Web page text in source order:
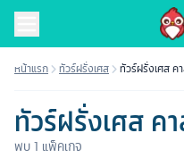
หน้าแรก ทัวร์ฝรั่งเศส ทัวร์ฝรั่งเศส ค
ทัวร์ฝรั่งเศส ค
พบ1 แพ็คเกจ